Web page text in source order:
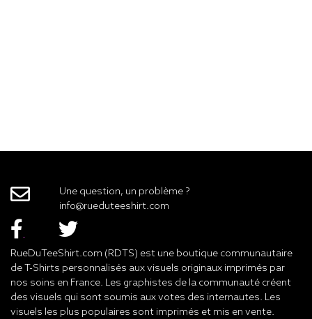
Une question, un problème ?
info@rueduteeshirt.com
RueDuTeeShirt.com (RDTS) est une boutique communautaire
de T-Shirts personnalisés aux visuels originaux imprimés par
nos soins en France. Les graphistes de la communauté créent
des visuels qui sont soumis aux votes des internautes. Les
visuels les plus populaires sont imprimés et mis en vente.